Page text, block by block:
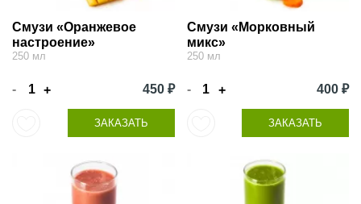
Смузи «Оранжевое
настроение»
250 мл
- + 450 ₽
ЗАКАЗАТЬ
Смузи «Морковный
микс»
250 мл
- + 400 ₽
ЗАКАЗАТЬ